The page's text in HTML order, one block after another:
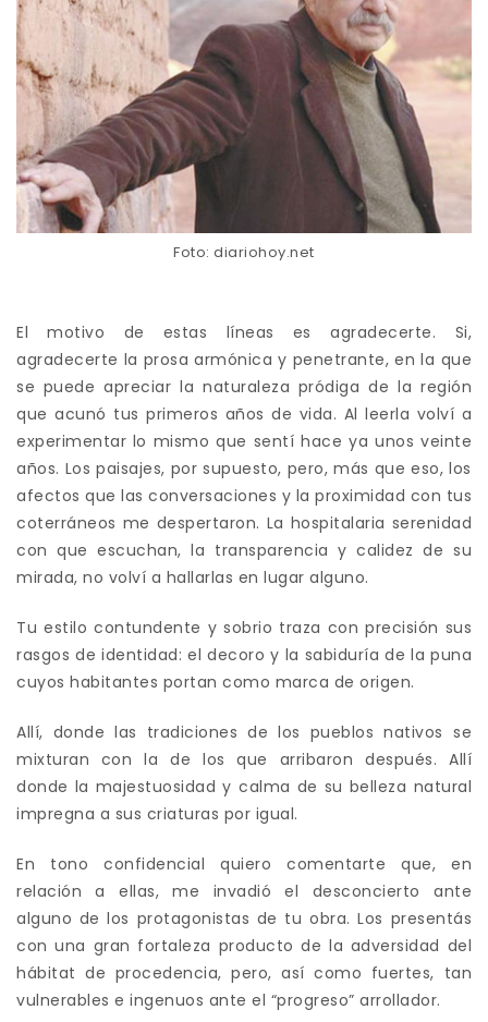
Foto: diariohoy.net
El motivo de estas líneas es agradecerte. Si,
agradecerte la prosa armónica y penetrante, en la que
se puede apreciar la naturaleza pródiga de la región
que acunó tus primeros años de vida. Al leerla volví a
experimentar lo mismo que sentí hace ya unos veinte
años. Los paisajes, por supuesto, pero, más que eso, los
afectos que las conversaciones y la proximidad con tus
coterráneos me despertaron. La hospitalaria serenidad
con que escuchan, la transparencia y calidez de su
mirada, no volví a hallarlas en lugar alguno.
Tu estilo contundente y sobrio traza con precisión sus
rasgos de identidad: el decoro y la sabiduría de la puna
cuyos habitantes portan como marca de origen.
Allí, donde las tradiciones de los pueblos nativos se
mixturan con la de los que arribaron después. Allí
donde la majestuosidad y calma de su belleza natural
impregna a sus criaturas por igual.
En tono confidencial quiero comentarte que, en
relación a ellas, me invadió el desconcierto ante
alguno de los protagonistas de tu obra. Los presentás
con una gran fortaleza producto de la adversidad del
hábitat de procedencia, pero, así como fuertes, tan
vulnerables e ingenuos ante el “progreso” arrollador.